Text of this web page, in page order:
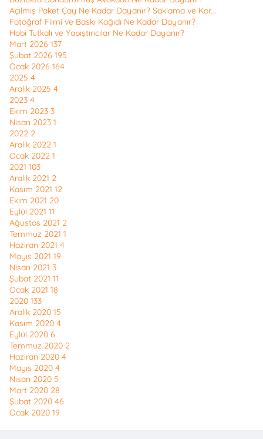
Açılmış Paket Çay Ne Kadar Dayanır? Saklama ve Kor...
Fotoğraf Filmi ve Baskı Kağıdı Ne Kadar Dayanır?
Hobi Tutkalı ve Yapıştırıcılar Ne Kadar Dayanır?
Mart 2026 137
Şubat 2026 195
Ocak 2026 164
2025 4
Aralık 2025 4
2023 4
Ekim 2023 3
Nisan 2023 1
2022 2
Aralık 2022 1
Ocak 2022 1
2021 103
Aralık 2021 2
Kasım 2021 12
Ekim 2021 20
Eylül 2021 11
Ağustos 2021 2
Temmuz 2021 1
Haziran 2021 4
Mayıs 2021 19
Nisan 2021 3
Şubat 2021 11
Ocak 2021 18
2020 133
Aralık 2020 15
Kasım 2020 4
Eylül 2020 6
Temmuz 2020 2
Haziran 2020 4
Mayıs 2020 4
Nisan 2020 5
Mart 2020 28
Şubat 2020 46
Ocak 2020 19